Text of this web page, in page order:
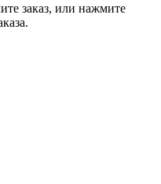
заказ, или нажмите